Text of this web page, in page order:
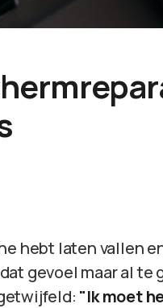
hebt laten vallen
gevoel maar al te
"Ik moet